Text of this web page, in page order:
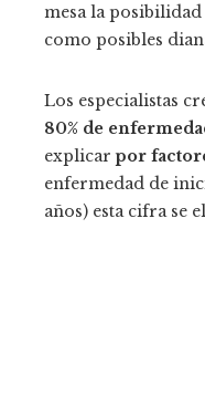
mesa la posibilidad
como posibles
Los especialistas
80% de
explicar por
enfermedad de
años) esta cifra se